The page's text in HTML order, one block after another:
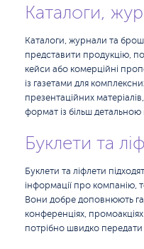
Каталоги,
Каталоги, журнали та
представити продукцію,
кейси або комерційні
із газетами для
презентаційних
формат із більш
Буклети та
Буклети та ліфлети
інформації про компанію,
Вони добре доповнюють
конференціях,
потрібно швидко передати